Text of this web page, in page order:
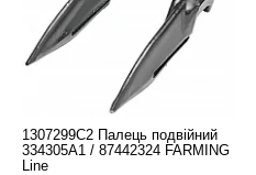
1307299C2 Палець подвійний
334305A1 / 87442324 FARMING
Line